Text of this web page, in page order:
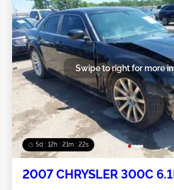
5d : 12h : 21m : 19s
Swipe to right for more
2007 CHRYSLER 300C